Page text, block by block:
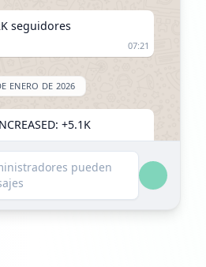
seguidores
07:21
ENERO DE 2026
+5.1K
13:19
seguidores
pueden